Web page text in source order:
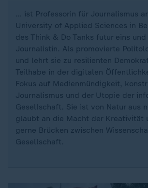
… ist Professorin für Journalismus
University of Applied Sciences in
des Think & Do Tanks futur eins
Journalistin. Als promovierte
und lehrt sie zu resilienten
Teilhabe in der digitalen
Fokus auf Medienmündigkeit,
Journalismus und der Utopie der
Gesellschaft. Sie ist von Natur aus
glaubt an die Macht der Kreativität
gerne Brücken zwischen
Gesellschaft.